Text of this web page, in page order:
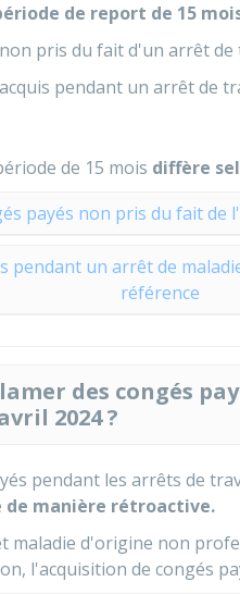
de report de 15
pris du fait d'un arrêt de
pendant un arrêt de
de 15 mois diffère
payés non pris du fait de
pendant un arrêt de
référence
des congés
2024 ?
pendant les arrêts de
de manière rétroactive.
maladie d'origine non
l'acquisition de congés